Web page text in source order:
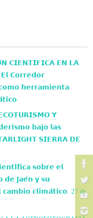
𝗖𝗜𝗘𝗡𝗧𝗜́𝗙𝗜𝗖𝗔 𝗘𝗡 𝗟𝗔
𝗖𝗼𝗿𝗿𝗲𝗱𝗼𝗿
𝗵𝗲𝗿𝗿𝗮𝗺𝗶𝗲𝗻𝘁𝗮
𝗬
𝗯𝗮𝗷𝗼 𝗹𝗮𝘀
𝗦𝗜𝗘𝗥𝗥𝗔 𝗗𝗘
𝘀𝗼𝗯𝗿𝗲 𝗲𝗹
𝗱𝗲 𝗝𝗮𝗲́𝗻 𝘆 𝘀𝘂
𝗰𝗹𝗶𝗺𝗮́𝘁𝗶𝗰𝗼. 27 de